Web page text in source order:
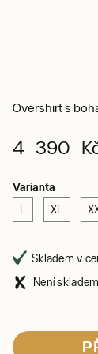
Overshirt s
4 390
Varianta
L XL
Skladem v
Není